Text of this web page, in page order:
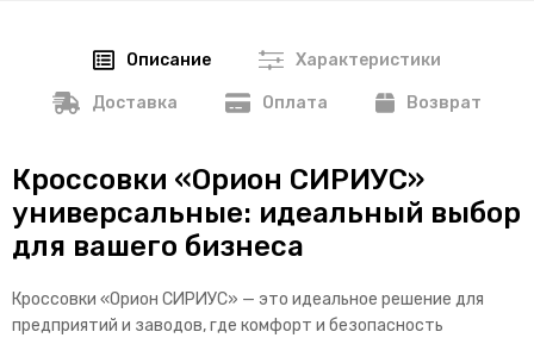
Описание Характеристики
Доставка Оплата Возврат
Кроссовки «Орион СИРИУС»
универсальные: идеальный выбор
для вашего бизнеса
Кроссовки «Орион СИРИУС» — это идеальное решение для
предприятий и заводов, где комфорт и безопасность